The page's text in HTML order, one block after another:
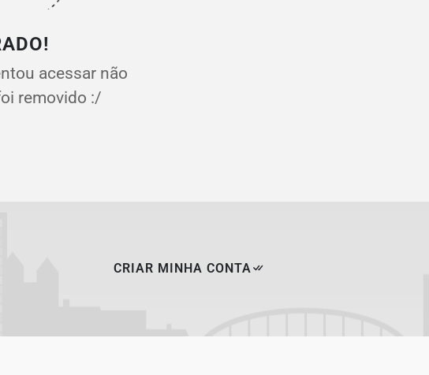
acessar não
removido :/
CRIAR MINHA CONTA